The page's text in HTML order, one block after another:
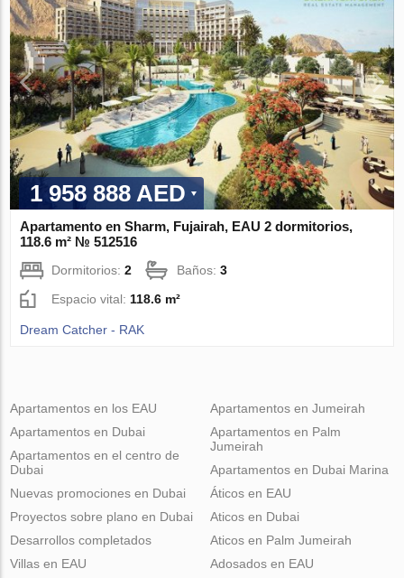
1 958 888 AED
Apartamento en Sharm, Fujairah, EAU 2 dormitorios,
118.6 m² № 512516
Dormitorios:2 Baños:3
Espacio vital: 118.6 m²
Dream Catcher - RAK
Apartamentos en los EAU
Apartamentos en Dubai
Apartamentos en el centro de
Dubai
Apartamentos en Jumeirah
Apartamentos en Palm
Jumeirah
Apartamentos en Dubai Marina
Nuevas promociones en Dubai
Proyectos sobre plano en Dubai
Desarrollos completados
Áticos en EAU
Aticos en Dubai
Aticos en Palm Jumeirah
Villas en EAU
Adosados en EAU